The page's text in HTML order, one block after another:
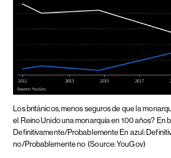
Los británicos, menos seguros de que la
el Reino Unido una monarquía en 100 años? En
Definitivamente/Probablemente En azul:
no/Probablemente no (Source: YouGov)